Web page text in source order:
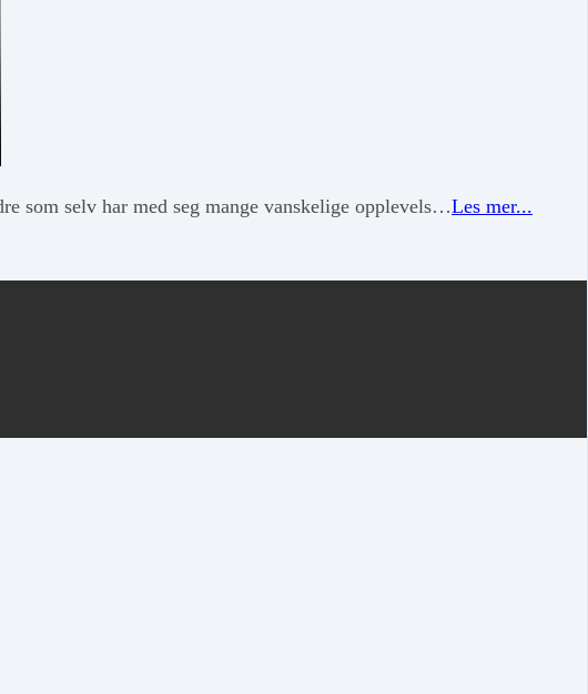
som selv har med seg mange vanskelige opplevels…Les mer...